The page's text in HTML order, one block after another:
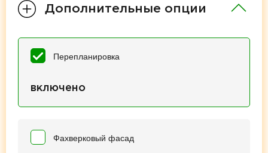
Дополнительные опции
Перепланировка
включено
Фахверковый фасад